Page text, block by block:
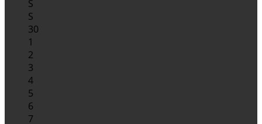
S
S
30
1
2
3
4
5
6
7